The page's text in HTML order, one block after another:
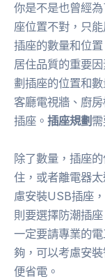
你是不是也曾經
座位置不對，只
插座的數量和位
居住品質的重要
劃插座的位置和
客廳電視牆、廚
插座。 插座規劃
除了數量，插座
住，或者離電器
慮安裝USB插座
則要選擇防潮插
一定要請專業的
夠，可以考慮安
便省電。